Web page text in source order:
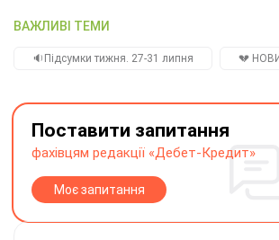
ВАЖЛИВІ ТЕМИ
🔉Підсумки тижня. 27-31 липня 💔
Поставити запитання
фахівцям редакції «Дебет-Кредит»
Моє запитання